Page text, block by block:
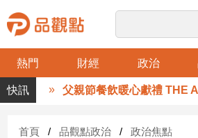
熱門 財經 政治
品
觀
財
父親節餐飲暖心獻禮 THE
首頁 品觀點政治 政治焦點